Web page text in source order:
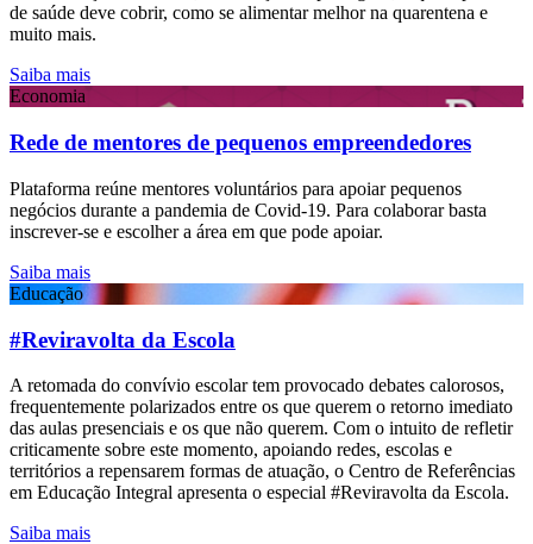
de saúde deve cobrir, como se alimentar melhor na quarentena e
muito mais.
Saiba mais
Economia
Rede de mentores de pequenos empreendedores
Plataforma reúne mentores voluntários para apoiar pequenos
negócios durante a pandemia de Covid-19. Para colaborar basta
inscrever-se e escolher a área em que pode apoiar.
Saiba mais
Educação
#Reviravolta da Escola
A retomada do convívio escolar tem provocado debates calorosos,
frequentemente polarizados entre os que querem o retorno imediato
das aulas presenciais e os que não querem. Com o intuito de refletir
criticamente sobre este momento, apoiando redes, escolas e
territórios a repensarem formas de atuação, o Centro de Referências
em Educação Integral apresenta o especial #Reviravolta da Escola.
Saiba mais